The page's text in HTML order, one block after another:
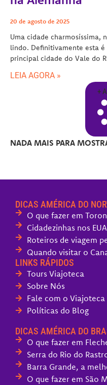
20 de agosto de 2025
Uma cidade charmosíssima,
lindo. Definitivamente esta é
principal cidade do Vale do
LEIA AGORA »
+
NADA MAIS PARA
DICAS AMÉRICA DO
O que fazer em
Cidadezinhas nos
Roteiros de viagem
Quando visitar o
LINKS RÁPIDOS
Tours Viajoteca
Sobre Nós
Fale com o Viajoteca
Políticas do Blog
DICAS AMÉRICA DO
O que fazer em
Serra do Rio do
Barra Grande, a
O que fazer em São